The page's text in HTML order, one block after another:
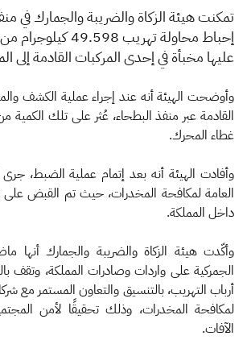
​​تمكنت هيئة الزكاة والضريبة والجمارك في
إحباط محاولة تهريب
عليها مخبأة في إحدى المركبات القادمة إلى
وأوضحت الهيئة أنه عند إجراء عملية الكشف
القادمة عبر منفذ البطحاء، عُثر على تلك الكمية
غطاء المحرك.
وأفادت الهيئة أنه بعد إتمام عملية الضبط،
العامة لمكافحة المخدرات، حيث تم القبض
داخل المملكة.
وأكّدت هيئة الزكاة والضريبة والجمارك أنها
الجمركية على واردات وصادرات المملكة، وتقف
أرباب التهريب، بالتنسيق والتعاون المستمر مع
لمكافحة المخدرات، وذلك تحقيقًا لأمن
الآفات.